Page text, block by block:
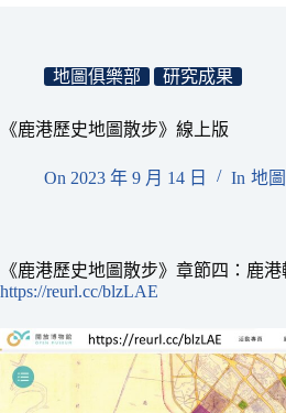
地圖俱樂部 研究成果
《鹿港歷史地圖散步》線上版
On 2023 年 9 月 14 日 In 地
《鹿港歷史地圖散步》章節四：鹿
https://reurl.cc/blzLAE